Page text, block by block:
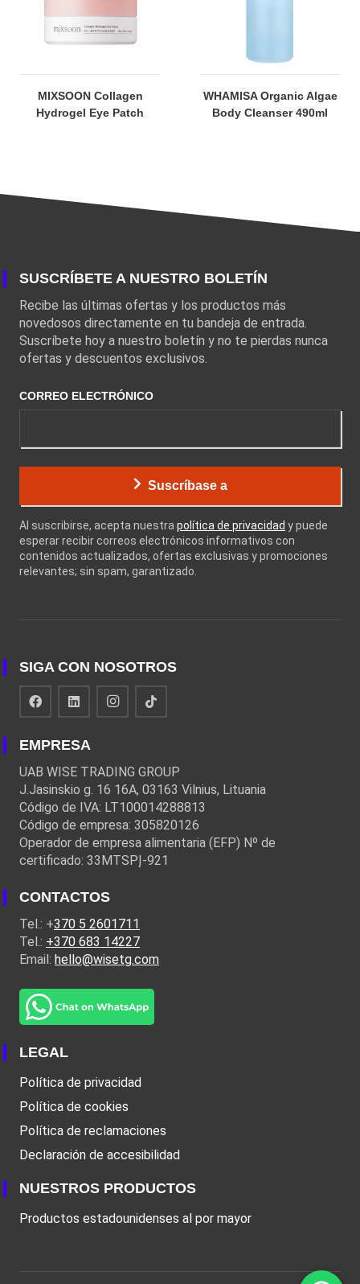
MIXSOON Collagen
Hydrogel Eye Patch
WHAMISA Organic Algae
Body Cleanser 490ml
SUSCRÍBETE A NUESTRO BOLETÍN
Recibe las últimas ofertas y los productos más
novedosos directamente en tu bandeja de entrada.
Suscríbete hoy a nuestro boletín y no te pierdas nunca
ofertas y descuentos exclusivos.
CORREO ELECTRÓNICO
Suscríbase a
Al suscribirse, acepta nuestra política de privacidad y puede
esperar recibir correos electrónicos informativos con
contenidos actualizados, ofertas exclusivas y promociones
relevantes; sin spam, garantizado.
SIGA CON NOSOTROS
EMPRESA
UAB WISE TRADING GROUP
J.Jasinskio g. 16 16A, 03163 Vilnius, Lituania
Código de IVA: LT100014288813
Código de empresa: 305820126
Operador de empresa alimentaria (EFP) Nº de
certificado: 33MTSPĮ-921
CONTACTOS
Tel.: +370 5 2601711
Tel.: +370 683 14227
Email: hello@wisetg.com
LEGAL
Política de privacidad
Política de cookies
Política de reclamaciones
Declaración de accesibilidad
NUESTROS PRODUCTOS
Productos estadounidenses al por mayor